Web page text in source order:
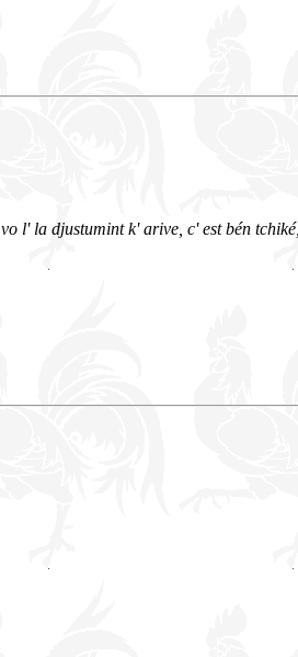
vo l' la djustumint k' arive, c' est bén tchiké,